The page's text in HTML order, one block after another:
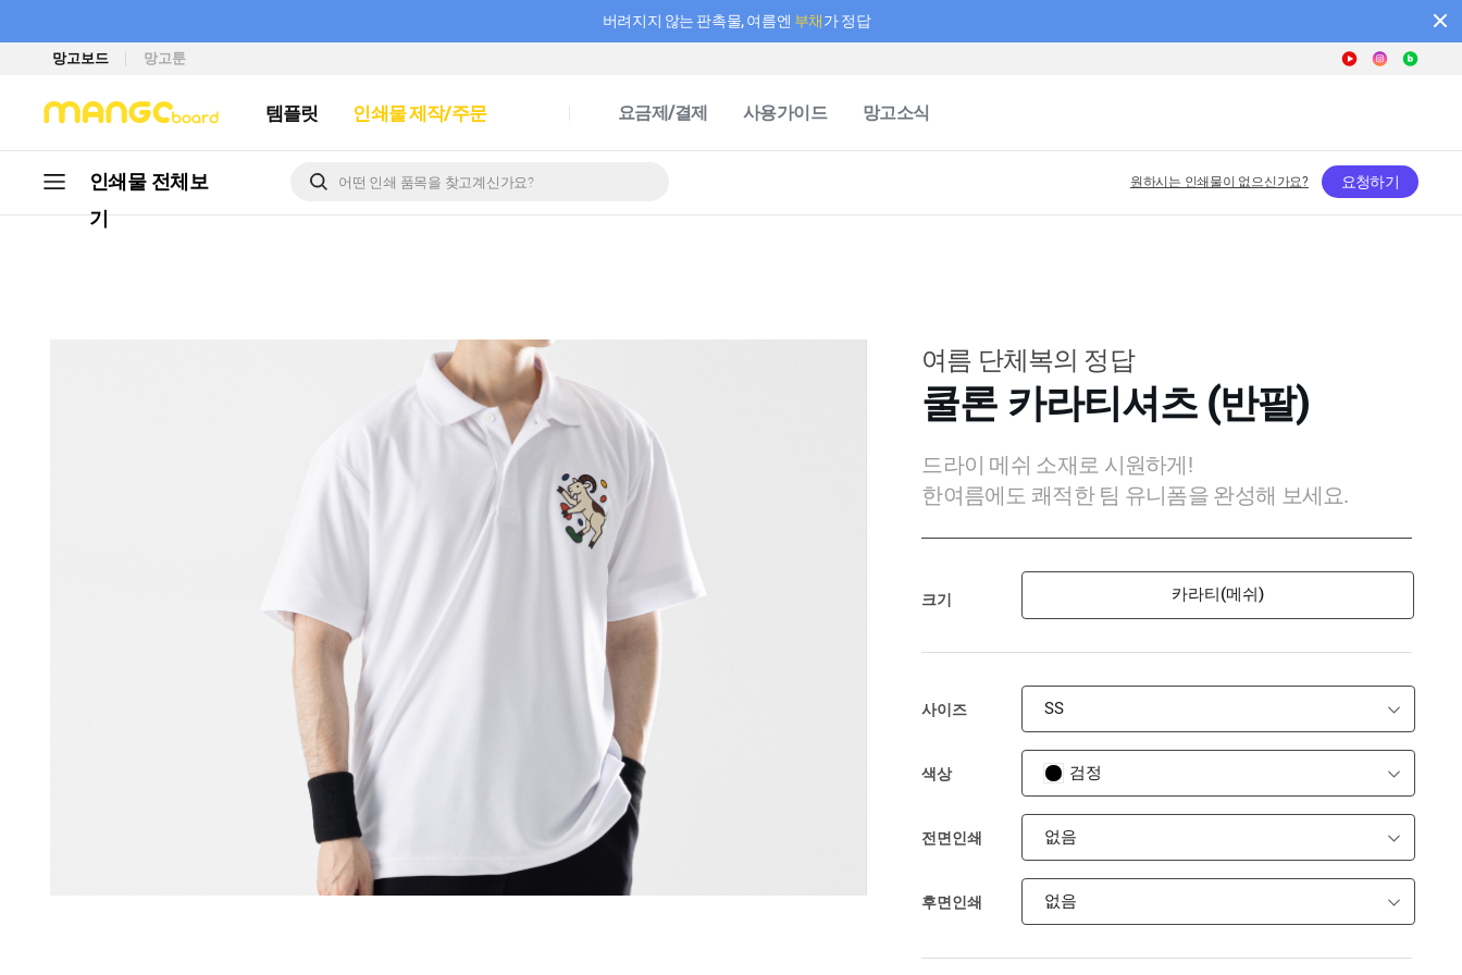
버려지지 않는 판촉물, 여름엔 부채가 정답
망고보드 망고툰
템플릿 인쇄물 제작/주문 요금제/결제 사용가이드 망고소식
인쇄물 전체 보
기
원하시는 인쇄물이 없으신가요? 요청하기
여름 단체복의 정답
쿨론 카라티셔츠 (반팔)
드라이 메쉬 소재로 시원하게!
한여름에도 쾌적한 팀 유니폼을 완성해 보세요.
크기 카라티(메쉬)
사이즈 SS
색상 검정
전면인쇄 없음
후면인쇄 없음